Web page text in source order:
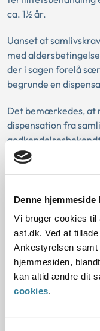
Denne
Vi bruger cookies til
ast.dk. Ved at
Ankestyrelsen samt
hjemmesiden,
kan altid ændre dit
cookies.
ca. 1½ år.
Uanset at
med
der i sagen forelå
begrunde en
Det bemærkedes, at
dispensation fra
dispenseret i
2 år på
omstændigheder,
dispensation.
ressourcer kan
tillægges betydning.
samlivskravet har til
stabilt parforhold.
Nævnet var dog